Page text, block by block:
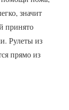
значит
принято
Рулеты из
прямо из